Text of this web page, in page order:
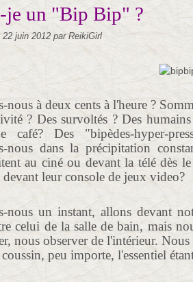
je un "Bip Bip" ?
22 juin 2012 par ReikiGirl
nous à deux cents à l'heure ?
? Des survoltés ? Des
café? Des "bipèdes-hyper-
nous dans la précipitation
au ciné ou devant la télé dès
devant leur console de jeux video?
nous un instant, allons devant
celui de la salle de bain, mais
nous observer de l'intérieur.
peu importe, l'essentiel